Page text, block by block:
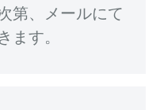
第、メールにて
ます。